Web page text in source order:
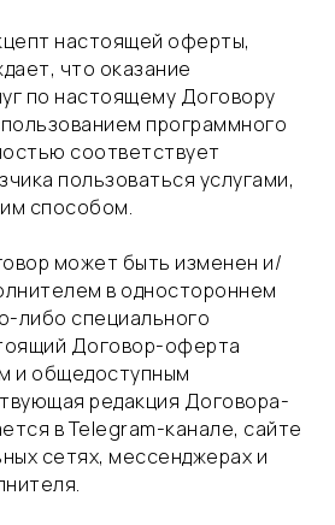
настоящей оферты,
что оказание
по настоящему Договору
программного
соответствует
пользоваться услугами,
способом.
может быть изменен и/
в одностороннем
либо специального
Договор-оферта
и общедоступным
редакция Договора-
в Telegram-канале, сайте
сетях, мессенджерах и